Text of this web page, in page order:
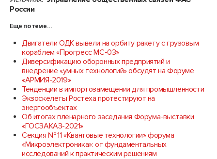
России
Еще по теме...
Двигатели ОДК вывели на орбиту ракету с грузовым
кораблем «Прогресс МС-03»
Диверсификацию оборонных предприятий и
внедрение «умных технологий» обсудят на Форуме
«АРМИЯ-2019»
Тенденции в импортозамещении для промышленности
Экзоскелеты Ростеха протестируют на
энергообъектах
Об итогах пленарного заседания Форума-выставки
«ГОСЗАКАЗ-2021»
Секция № 11 «Квантовые технологии» форума
«Микроэлектроника»: от фундаментальных
исследований к практическим решениям